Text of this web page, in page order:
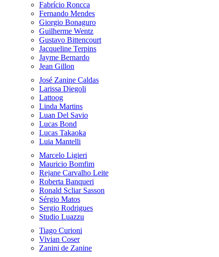
Fabrício Roncca
Fernando Mendes
Giorgio Bonaguro
Guilherme Wentz
Gustavo Bittencourt
Jacqueline Terpins
Jayme Bernardo
Jean Gillon
José Zanine Caldas
Larissa Diegoli
Lattoog
Linda Martins
Luan Del Savio
Lucas Bond
Lucas Takaoka
Luia Mantelli
Marcelo Ligieri
Mauricio Bomfim
Rejane Carvalho Leite
Roberta Banqueri
Ronald Scliar Sasson
Sérgio Matos
Sergio Rodrigues
Studio Luazzu
Tiago Curioni
Vivian Coser
Zanini de Zanine